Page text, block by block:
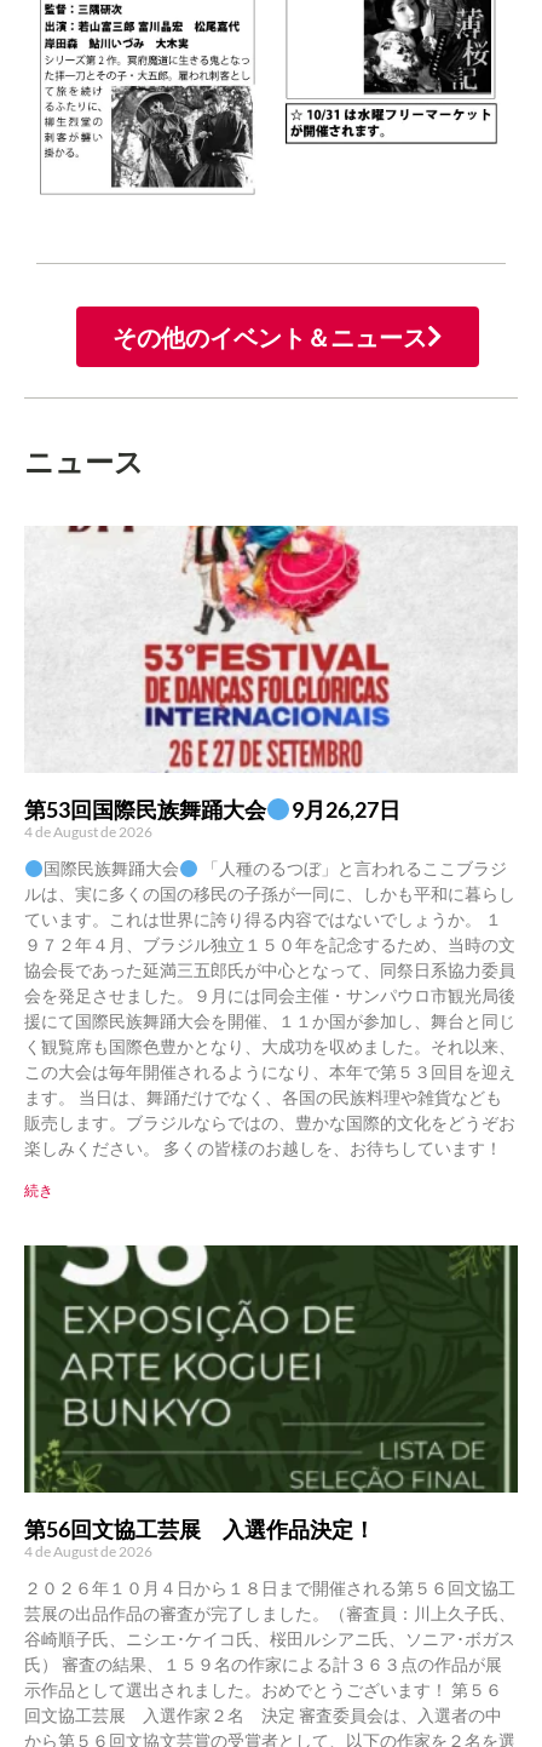
その他のイベント＆ニュース
ニュース
第53回国際民族舞踊大会 9月26,27日
4 de August de 2026
国際民族舞踊大会
「人種のるつぼ」と言われるここブラジ
ルは、実に多くの国の移民の子孫が一同に、しかも平和に暮らし
ています。これは世界に誇り得る内容ではないでしょうか。 １
９７２年４月、ブラジル独立１５０年を記念するため、当時の文
協会長であった延満三五郎氏が中心となって、同祭日系協力委員
会を発足させました。９月には同会主催・サンパウロ市観光局後
援にて国際民族舞踊大会を開催、１１か国が参加し、舞台と同じ
く観覧席も国際色豊かとなり、大成功を収めました。それ以来、
この大会は毎年開催されるようになり、本年で第５３回目を迎え
ます。 当日は、舞踊だけでなく、各国の民族料理や雑貨なども
販売します。ブラジルならではの、豊かな国際的文化をどうぞお
楽しみください。 多くの皆様のお越しを、お待ちしています！
続き
第56回文協工芸展 入選作品決定！
4 de August de 2026
２０２６年１０月４日から１８日まで開催される第５６回文協工
芸展の出品作品の審査が完了しました。（審査員：川上久子氏、
谷崎順子氏、ニシエ･ケイコ氏、桜田ルシアニ氏、ソニア･ボガス
氏） 審査の結果、１５９名の作家による計３６３点の作品が展
示作品として選出されました。おめでとうございます！ 第５６
回文協工芸展 入選作家２名 決定 審査委員会は、入選者の中
から第５６回文協文芸賞の受賞者として、以下の作家を２名を選